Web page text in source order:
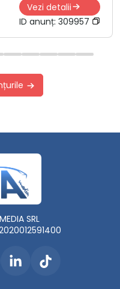
Vezi detalii
ID anunț: 309957
SRL